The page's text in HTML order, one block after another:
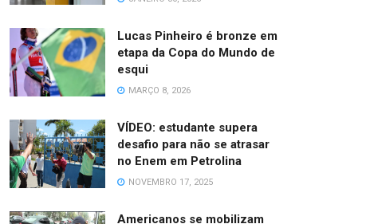
Lucas Pinheiro é bronze em
etapa da Copa do Mundo de
esqui
MARÇO 8, 2026
VÍDEO: estudante supera
desafio para não se atrasar
no Enem em Petrolina
NOVEMBRO 17, 2025
Americanos se mobilizam